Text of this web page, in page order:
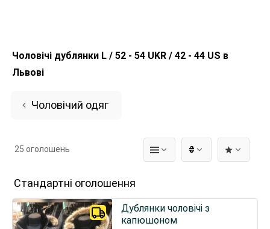
Чоловічі дублянки L / 52 - 54 UKR / 42 - 44 US в
Львові
Чоловічий одяг
₴
25 оголошень
Стандартні оголошення
Дублянки чоловічі з
капюшоном